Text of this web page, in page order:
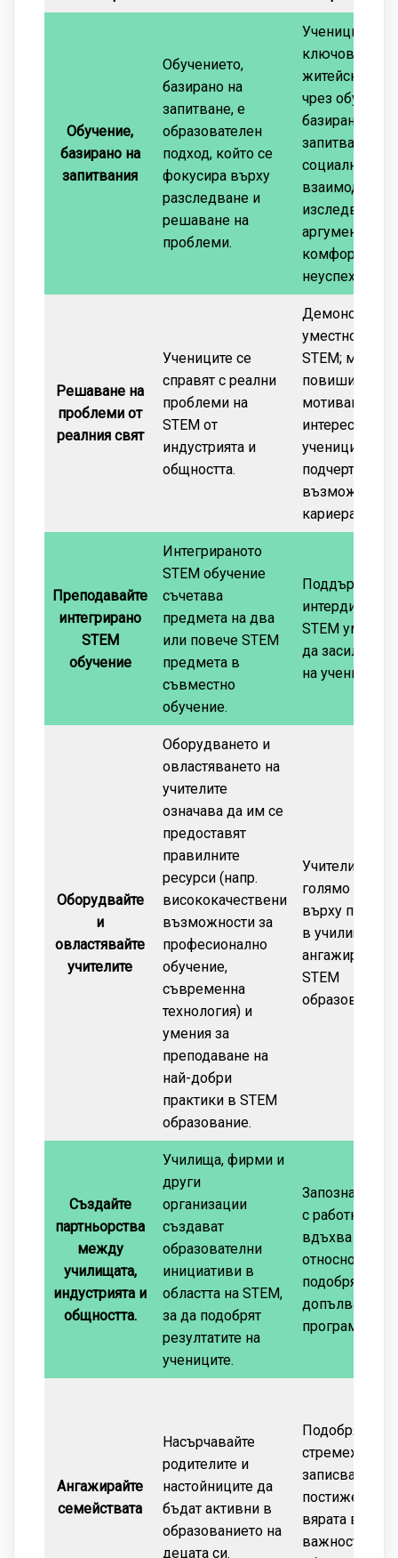
Обучение,
базирано на
запитвания
Обучението,
базирано на
запитване, е
образователен
подход, който се
фокусира върху
разследване и
решаване на
проблеми.
Учениците
ключови
житейски
чрез
базирано на
запитвания:
социално
изследване,
аргументация,
комфорт при
неуспех
Решаване на
проблеми от
реалния свят
Учениците се
справят с реални
проблеми на
STEM от
индустрията и
общността.
Демонстрира
уместността
STEM; може
повиши
мотивацията
интереса на
учениците и
подчертае
кариера.
Преподавайте
интегрирано
STEM
обучение
Интегрираното
STEM обучение
съчетава
предмета на два
или повече STEM
предмета в
съвместно
обучение.
Поддържа
STEM
да засили
на учениците.
Оборудвайте
и
овластявайте
учителите
Оборудването и
овластяването на
учителите
означава да им се
предоставят
правилните
ресурси (напр.
висококачествени
възможности за
професионално
обучение,
съвременна
технология) и
умения за
преподаване на
най-добри
практики в STEM
образование.
Учителите
голямо
върху
в училище и
STEM
Създайте
партньорства
между
училищата,
индустрията и
общността.
Училища, фирми и
други
организации
създават
образователни
инициативи в
областта на STEM,
за да подобрят
резултатите на
учениците.
Запознава
с работното
вдъхва
относно
подобрява и
допълва
програма.
Ангажирайте
семействата
Насърчавайте
родителите и
настойниците да
бъдат активни в
образованието на
децата си.
Подобрява
стремежа,
записването,
вярата във
важността на